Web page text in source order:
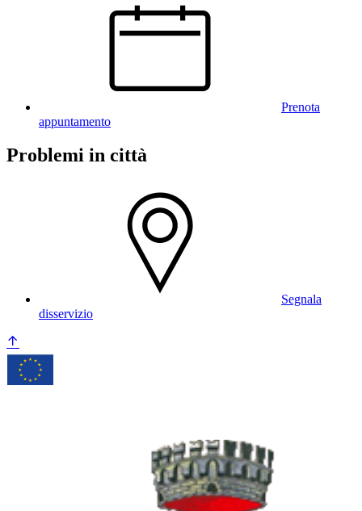
Prenota
appuntamento
Problemi in città
Segnala
disservizio